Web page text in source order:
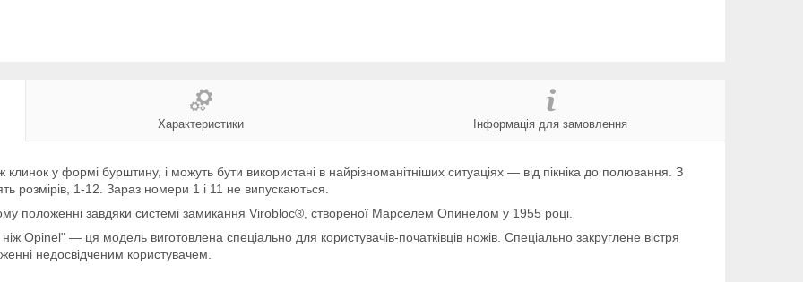
Характеристики Інформація для замовлення
у формі бурштину, і можуть бути використані в найрізноманітніших ситуаціях — від пікніка до полювання. З
розмірів, 1-12. Зараз номери 1 і 11 не випускаються.
положенні завдяки системі замикання Virobloc®, створеної Марселем Опинелом у 1955 році.
Opinel" — ця модель виготовлена спеціально для користувачів-початківців ножів. Спеціально закруглене вістря
недосвідченим користувачем.